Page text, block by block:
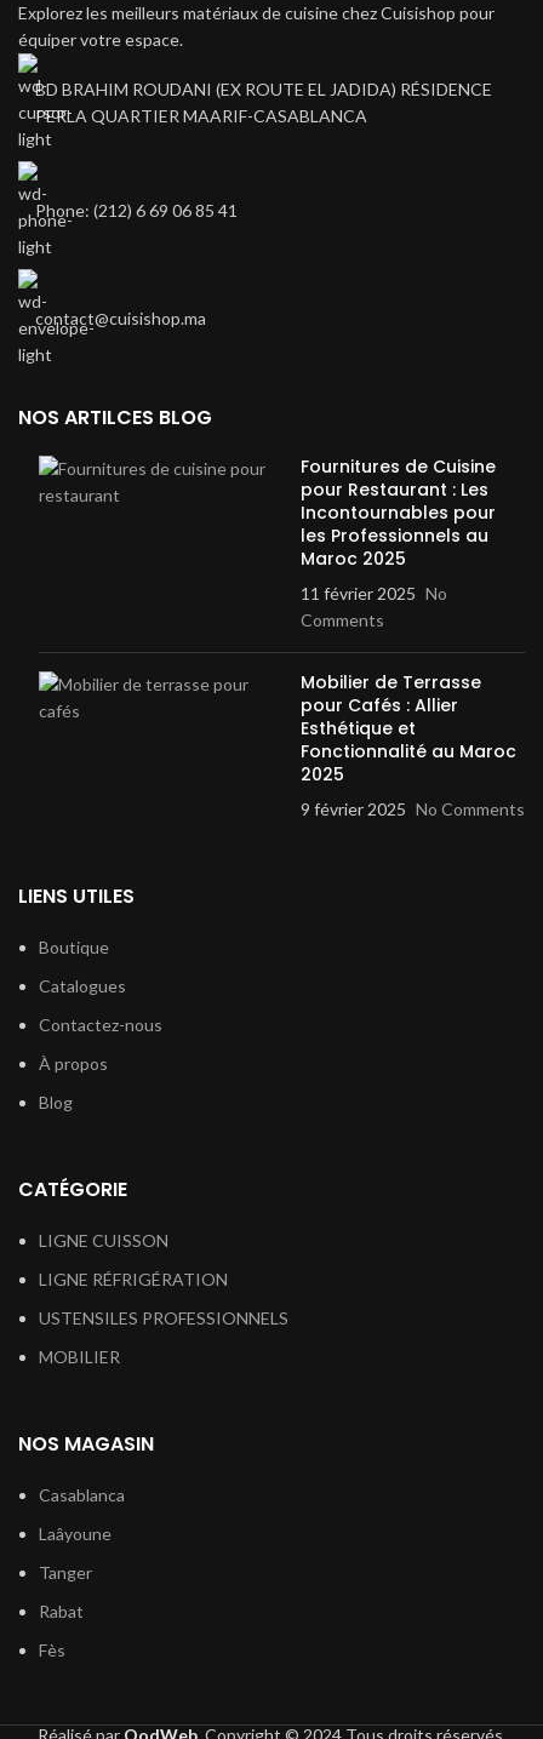
Explorez les meilleurs matériaux de cuisine chez Cuisishop pour
équiper votre espace.
BD BRAHIM ROUDANI (EX ROUTE EL JADIDA) RÉSIDENCE
PERLA QUARTIER MAARIF-CASABLANCA
Phone: (212) 6 69 06 85 41
contact@cuisishop.ma
NOS ARTILCES BLOG
Fournitures de Cuisine
pour Restaurant : Les
Incontournables pour
les Professionnels au
Maroc 2025
11 février 2025 No
Comments
Mobilier de Terrasse
pour Cafés : Allier
Esthétique et
Fonctionnalité au Maroc
2025
9 février 2025 No Comments
LIENS UTILES
Boutique
Catalogues
Contactez-nous
À propos
Blog
CATÉGORIE
LIGNE CUISSON
LIGNE RÉFRIGÉRATION
USTENSILES PROFESSIONNELS
MOBILIER
NOS MAGASIN
Casablanca
Laâyoune
Tanger
Rabat
Fès
Réalisé par QodWeb. Copyright © 2024 Tous droits réservés